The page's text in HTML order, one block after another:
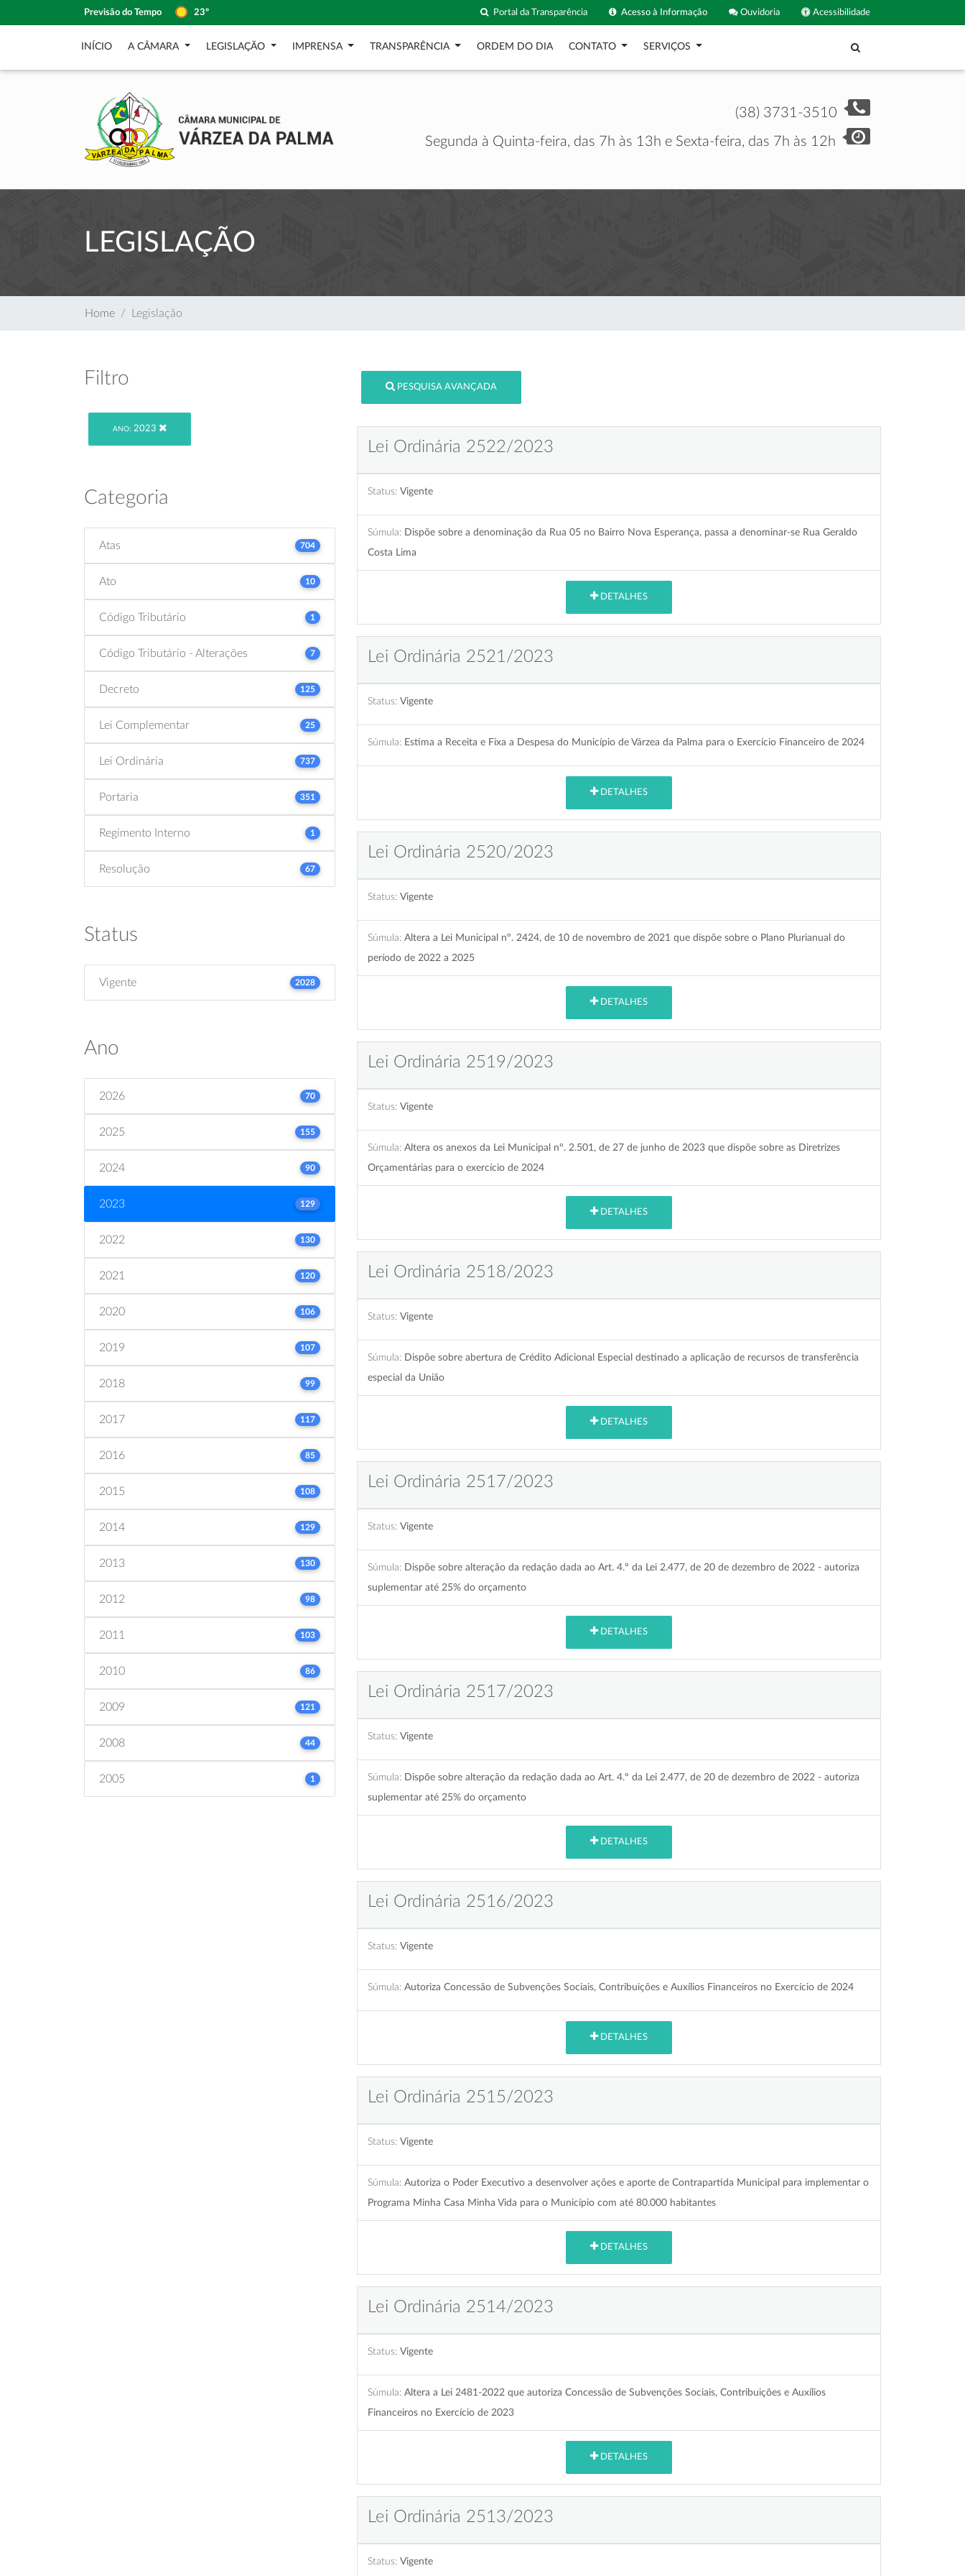
Previsão do Tempo 23º Acessibilidade
Ouvidoria
Acesso à Informação
Portal da Transparência
INÍCIO A CÂMARA LEGISLAÇÃO IMPRENSA TRANSPARÊNCIA ORDEM DO DIA CONTATO SERVIÇOS
(38) 3731-3510
Segunda à Quinta-feira, das 7h às 13h e Sexta-feira, das 7h às 12h
LEGISLAÇÃO
Home Legislação
Filtro
ANO: 2023
Categoria
Atas 704
Ato 10
Código Tributário 1
Código Tributário - Alterações 7
Decreto 125
Lei Complementar 25
Lei Ordinária 737
Portaria 351
Regimento Interno 1
Resolução 67
Status
Vigente 2028
Ano
2026 70
2025 155
2024 90
2023 129
2022 130
2021 120
2020 106
2019 107
2018 99
2017 117
2016 85
2015 108
2014 129
2013 130
2012 98
2011 103
2010 86
2009 121
2008 44
2005 1
PESQUISA AVANÇADA
Lei Ordinária 2522/2023
Status: Vigente
Súmula: Dispõe sobre a denominação da Rua 05 no Bairro Nova Esperança, passa a denominar-se Rua Geraldo
Costa Lima
DETALHES
Lei Ordinária 2521/2023
Status: Vigente
Súmula: Estima a Receita e Fixa a Despesa do Município de Várzea da Palma para o Exercício Financeiro de 2024
DETALHES
Lei Ordinária 2520/2023
Status: Vigente
Súmula: Altera a Lei Municipal nº. 2424, de 10 de novembro de 2021 que dispõe sobre o Plano Plurianual do
período de 2022 a 2025
DETALHES
Lei Ordinária 2519/2023
Status: Vigente
Súmula: Altera os anexos da Lei Municipal nº. 2.501, de 27 de junho de 2023 que dispõe sobre as Diretrizes
Orçamentárias para o exercício de 2024
DETALHES
Lei Ordinária 2518/2023
Status: Vigente
Súmula: Dispõe sobre abertura de Crédito Adicional Especial destinado a aplicação de recursos de transferência
especial da União
DETALHES
Lei Ordinária 2517/2023
Status: Vigente
Súmula: Dispõe sobre alteração da redação dada ao Art. 4.º da Lei 2.477, de 20 de dezembro de 2022 - autoriza
suplementar até 25% do orçamento
DETALHES
Lei Ordinária 2517/2023
Status: Vigente
Súmula: Dispõe sobre alteração da redação dada ao Art. 4.º da Lei 2.477, de 20 de dezembro de 2022 - autoriza
suplementar até 25% do orçamento
DETALHES
Lei Ordinária 2516/2023
Status: Vigente
Súmula: Autoriza Concessão de Subvenções Sociais, Contribuições e Auxílios Financeiros no Exercício de 2024
DETALHES
Lei Ordinária 2515/2023
Status: Vigente
Súmula: Autoriza o Poder Executivo a desenvolver ações e aporte de Contrapartida Municipal para implementar o
Programa Minha Casa Minha Vida para o Município com até 80.000 habitantes
DETALHES
Lei Ordinária 2514/2023
Status: Vigente
Súmula: Altera a Lei 2481-2022 que autoriza Concessão de Subvenções Sociais, Contribuições e Auxílios
Financeiros no Exercício de 2023
DETALHES
Lei Ordinária 2513/2023
Status: Vigente